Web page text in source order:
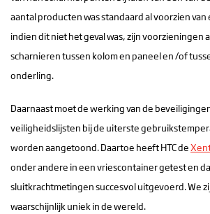
aantal producten was standaard al voorzien
indien dit niet het geval was, zijn voorzieningen
scharnieren tussen kolom en paneel en /of
onderling.
Daarnaast moet de werking van de
veiligheidslijsten bij de uiterste
worden aangetoond. Daartoe heeft HTC de
onder andere in een vriescontainer getest en
sluitkrachtmetingen succesvol uitgevoerd. We
waarschijnlijk uniek in de wereld.